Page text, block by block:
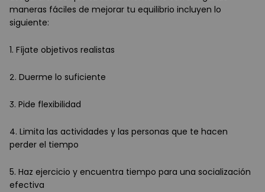
maneras fáciles de mejorar tu equilibrio incluyen lo
siguiente:
1. Fíjate objetivos realistas
2. Duerme lo suficiente
3. Pide flexibilidad
4. Limita las actividades y las personas que te hacen
perder el tiempo
5. Haz ejercicio y encuentra tiempo para una socialización
efectiva